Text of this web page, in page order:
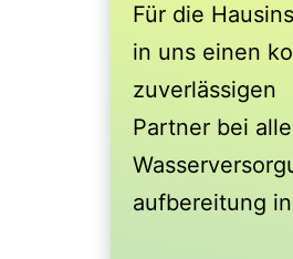
Für die
in uns einen
zuverlässigen
Partner bei
aufbereitung